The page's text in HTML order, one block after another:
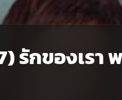
รักของเรา